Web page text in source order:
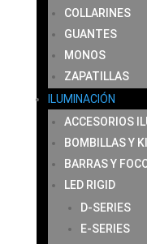
COLLARINES
GUANTES
MONOS
ZAPATILLAS
ILUMINACIÓN
ACCESORIOS
BOMBILLAS Y
BARRAS Y
LED RIGID
D-SERIES
E-SERIES